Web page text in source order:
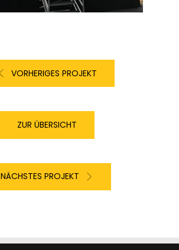
VORHERIGES PROJEKT
ZUR ÜBERSICHT
NÄCHSTES PROJEKT